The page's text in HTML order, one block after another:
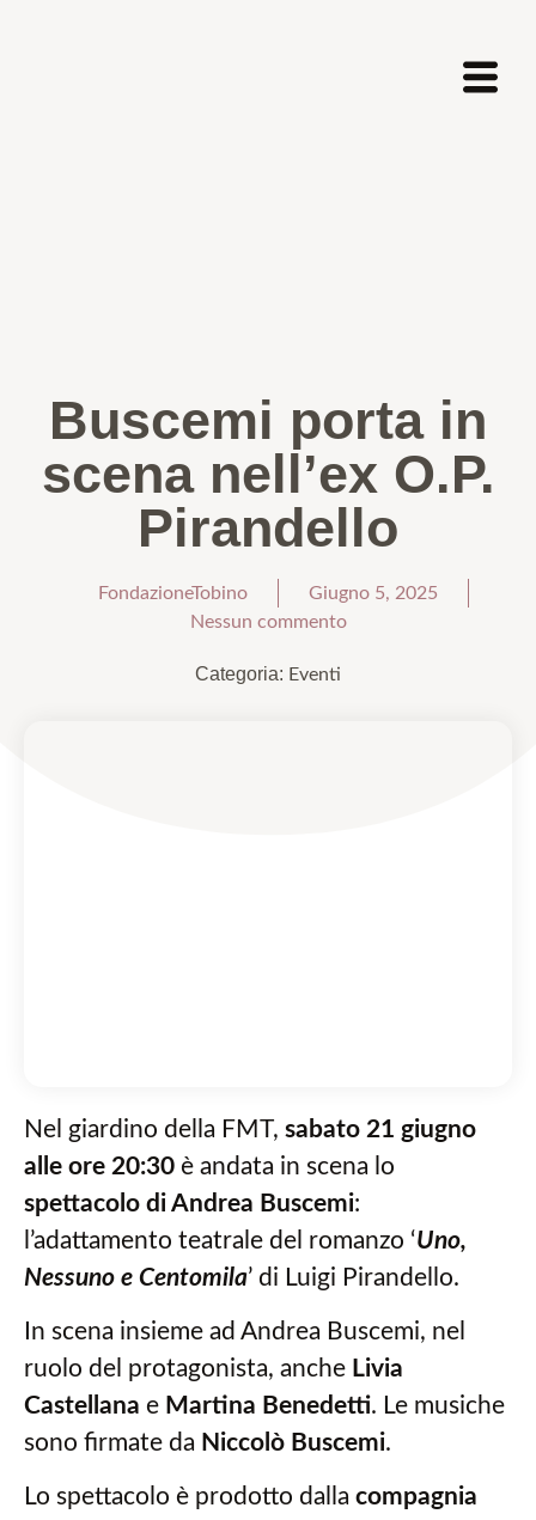
Buscemi porta in
scena nell’ex O.P.
Pirandello
FondazioneTobino
Giugno 5, 2025
Nessun commento
Categoria: Eventi
Nel giardino della FMT, sabato 21 giugno
alle ore 20:30 è andata in scena lo
spettacolo di Andrea Buscemi:
l’adattamento teatrale del romanzo ‘Uno,
Nessuno e Centomila’ di Luigi Pirandello.
In scena insieme ad Andrea Buscemi, nel
ruolo del protagonista, anche Livia
Castellana e Martina Benedetti. Le musiche
sono firmate da Niccolò Buscemi.
Lo spettacolo è prodotto dalla compagnia